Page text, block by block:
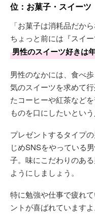
位：お菓子・スイーツ
「お菓子は消耗品だか
ちょっと前には『スイ
男性のスイーツ好きは
男性のなかには、食べ
気のスイーツを求めて
たコーヒーや紅茶など
ものを口にしたいという
プレゼントするタイプ
じめSNSをやっている
子。味にこだわりのあ
ようにしましょう。
特に勉強や仕事で疲れ
ントが喜ばれていますよ